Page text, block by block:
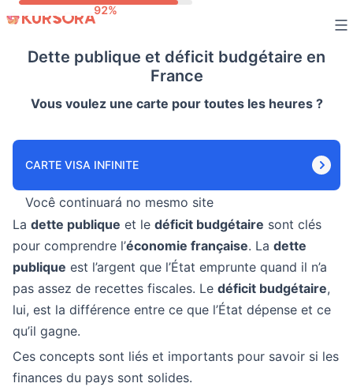
contentDette publique et déficit budgétaire en
France
Vous voulez une carte pour toutes les heures ?
CARTE VISA INFINITE
Você continuará no mesmo site
La dette publique et le déficit budgétaire sont clés
pour comprendre l’économie française. La dette
publique est l’argent que l’État emprunte quand il n’a
pas assez de recettes fiscales. Le déficit budgétaire,
lui, est la différence entre ce que l’État dépense et ce
qu’il gagne.
Ces concepts sont liés et importants pour savoir si les
finances du pays sont solides.